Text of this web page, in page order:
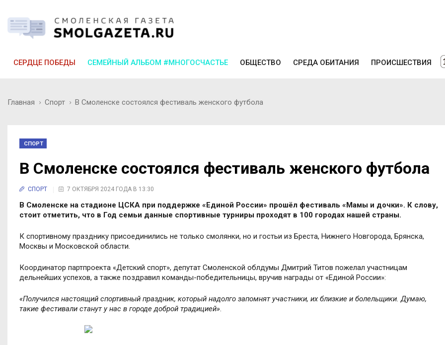
СЕРДЦЕ ПОБЕДЫ СЕМЕЙНЫЙ АЛЬБОМ #МНОГОСЧАСТЬЕ ОБЩЕСТВО СРЕДА ОБИТАНИЯ ПРОИСШЕСТВИЯ
Главная Спорт В Смоленске состоялся фестиваль женского футбола
СПОРТ
В Смоленске состоялся фестиваль женского футбола
СПОРТ 7 ОКТЯБРЯ 2024 ГОДА В 13:30
В Смоленске на стадионе ЦСКА при поддержке «Единой России» прошёл фестиваль «Мамы и дочки». К слову,
стоит отметить, что в Год семьи данные спортивные турниры проходят в 100 городах нашей страны.
К спортивному празднику присоединились не только смолянки, но и гостьи из Бреста, Нижнего Новгорода, Брянска,
Москвы и Московской области.
Координатор партпроекта «Детский спорт», депутат Смоленской облдумы Дмитрий Титов пожелал участницам
дельнейших успехов, а также поздравил команды-победительницы, вручив награды от «Единой России»:
«Получился настоящий спортивный праздник, который надолго запомнят участники, их близкие и болельщики. Думаю,
такие фестивали станут у нас в городе доброй традицией».